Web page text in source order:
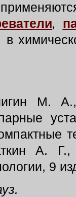
,
в
М.
А. Г.,
9